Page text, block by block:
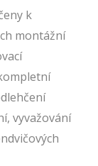
k
montážní
vyvažování